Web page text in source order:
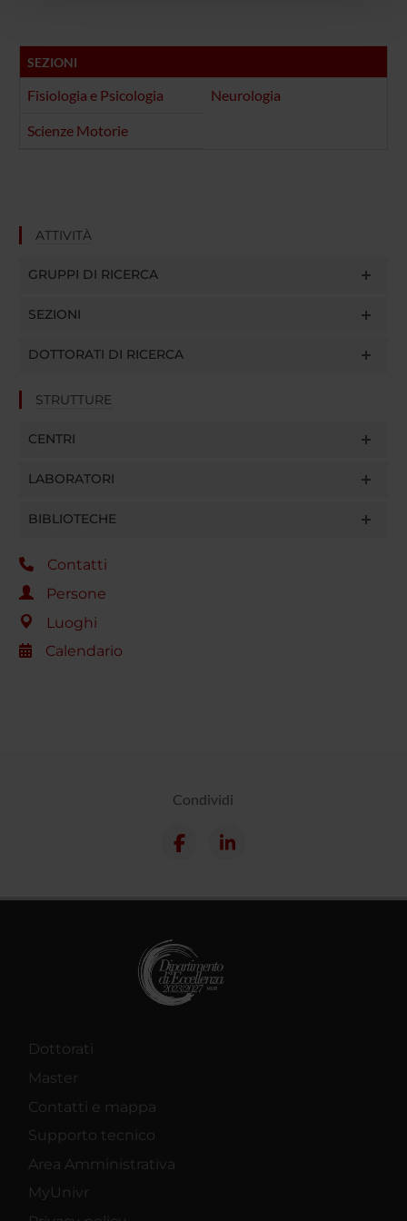
raccolto dal tuo utilizzo dei loro servizi.
SEZIONI
Fisiologia e Psicologia Neurologia
Scienze Motorie
ATTIVITÀ
GRUPPI DI RICERCA
SEZIONI
DOTTORATI DI RICERCA
STRUTTURE
CENTRI
LABORATORI
BIBLIOTECHE
Contatti
Persone
Luoghi
Calendario
Condividi
Dottorati
Master
Contatti e mappa
Supporto tecnico
Area Amministrativa
MyUnivr